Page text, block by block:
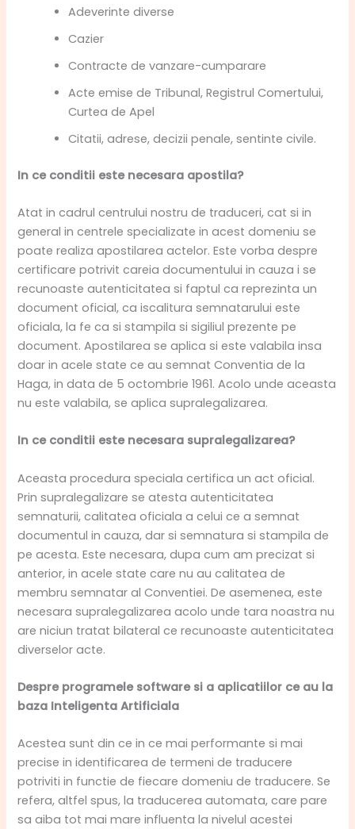
Adeverinte diverse
Cazier
Contracte de vanzare-cumparare
Acte emise de Tribunal, Registrul Comertului,
Curtea de Apel
Citatii, adrese, decizii penale, sentinte civile.
In ce conditii este necesara apostila?
Atat in cadrul centrului nostru de traduceri, cat si in
general in centrele specializate in acest domeniu se
poate realiza apostilarea actelor. Este vorba despre
certificare potrivit careia documentului in cauza i se
recunoaste autenticitatea si faptul ca reprezinta un
document oficial, ca iscalitura semnatarului este
oficiala, la fe ca si stampila si sigiliul prezente pe
document. Apostilarea se aplica si este valabila insa
doar in acele state ce au semnat Conventia de la
Haga, in data de 5 octombrie 1961. Acolo unde aceasta
nu este valabila, se aplica supralegalizarea.
In ce conditii este necesara supralegalizarea?
Aceasta procedura speciala certifica un act oficial.
Prin supralegalizare se atesta autenticitatea
semnaturii, calitatea oficiala a celui ce a semnat
documentul in cauza, dar si semnatura si stampila de
pe acesta. Este necesara, dupa cum am precizat si
anterior, in acele state care nu au calitatea de
membru semnatar al Conventiei. De asemenea, este
necesara supralegalizarea acolo unde tara noastra nu
are niciun tratat bilateral ce recunoaste autenticitatea
diverselor acte.
Despre programele software si a aplicatiilor ce au la
baza Inteligenta Artificiala
Acestea sunt din ce in ce mai performante si mai
precise in identificarea de termeni de traducere
potriviti in functie de fiecare domeniu de traducere. Se
refera, altfel spus, la traducerea automata, care pare
sa aiba tot mai mare influenta la nivelul acestei